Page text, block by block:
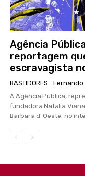
Agência
reportagem
escravagista
BASTIDORES Fernando
A Agência Pública,
fundadora Natalia
Bárbara d' Oeste, no